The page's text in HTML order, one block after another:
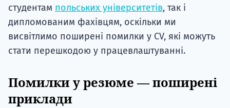
студентам польських університетів, так і
дипломованим фахівцям, оскільки ми
висвітлимо поширені помилки у CV, які можуть
стати перешкодою у працевлаштуванні.
Помилки у резюме — поширені
приклади